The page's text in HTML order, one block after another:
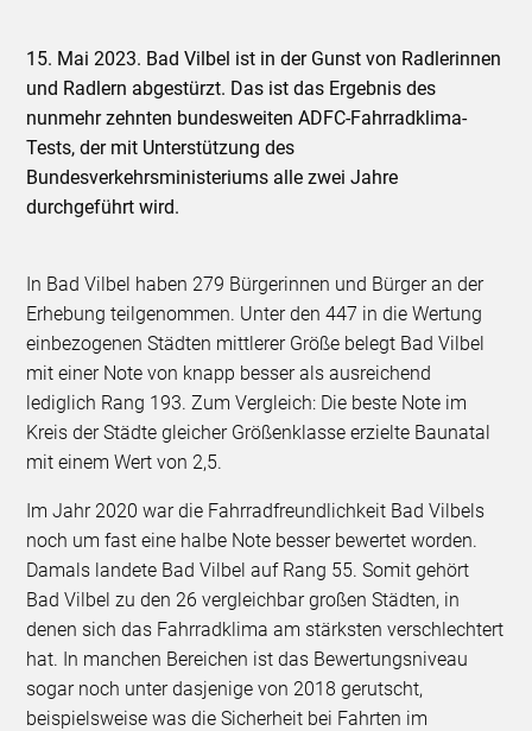
15. Mai 2023. Bad Vilbel ist in der Gunst von Radlerinnen
und Radlern abgestürzt. Das ist das Ergebnis des
nunmehr zehnten bundesweiten ADFC-Fahrradklima-
Tests, der mit Unterstützung des
Bundesverkehrsministeriums alle zwei Jahre
durchgeführt wird.
In Bad Vilbel haben 279 Bürgerinnen und Bürger an der
Erhebung teilgenommen. Unter den 447 in die Wertung
einbezogenen Städten mittlerer Größe belegt Bad Vilbel
mit einer Note von knapp besser als ausreichend
lediglich Rang 193. Zum Vergleich: Die beste Note im
Kreis der Städte gleicher Größenklasse erzielte Baunatal
mit einem Wert von 2,5.
Im Jahr 2020 war die Fahrradfreundlichkeit Bad Vilbels
noch um fast eine halbe Note besser bewertet worden.
Damals landete Bad Vilbel auf Rang 55. Somit gehört
Bad Vilbel zu den 26 vergleichbar großen Städten, in
denen sich das Fahrradklima am stärksten verschlechtert
hat. In manchen Bereichen ist das Bewertungsniveau
sogar noch unter dasjenige von 2018 gerutscht,
beispielsweise was die Sicherheit bei Fahrten im